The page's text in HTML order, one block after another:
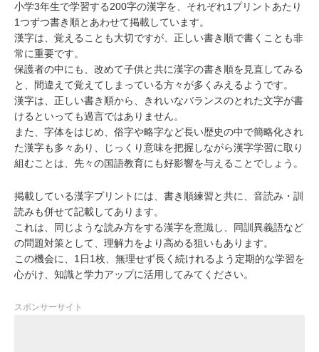
小学3年生で学習する200字の漢字を、それぞれ1プリントあたり
1つずつ書き順とあわせて掲載しています。
漢字は、覚えることも大切ですが、正しい書き順で書くことも非
常に重要です。
保護者の中にも、改めて子供と共に漢字の書き順を見直してみる
と、間違えて覚えてしまっている方々が多くみえるようです。
漢字は、 正しい書き順から、きれいなバランスのとれた文字が書
けるといっても過言ではありません。
また、字体をはじめ、俗字や略字など長い歴史の中で簡略化され
た漢字も多々あり、じっくり意味を把握しながら漢字学習に取り
組むことは、先々の国語教育にも好影響を与えることでしょう。
掲載している漢字プリントには、 書き順練習と共に、音読み・訓
読みも併せて記載してあります。
これは、同じような読み方をする漢字を意識し、 同訓異義語など
の問題対策として、理解力をより高める狙いもあります。
この機会に、 1日1枚、無理せず長く続けれるよう定期的な学習を
心がけ、知識と学力アップに活用してみてください。
スポンサーサイト